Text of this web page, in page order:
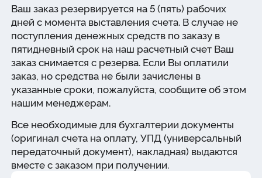
Ваш заказ резервируется на 5 (пять) рабочих
дней с момента выставления счета. В случае не
поступления денежных средств по заказу в
пятидневный срок на наш расчетный счет Ваш
заказ снимается с резерва. Если Вы оплатили
заказ, но средства не были зачислены в
указанные сроки, пожалуйста, сообщите об этом
нашим менеджерам.
Все необходимые для бухгалтерии документы
(оригинал счета на оплату, УПД (универсальный
передаточный документ), накладная) выдаются
вместе с заказом при получении.